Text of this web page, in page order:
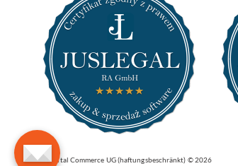
BS Digital Commerce UG (haftungsbeschränkt) © 2026